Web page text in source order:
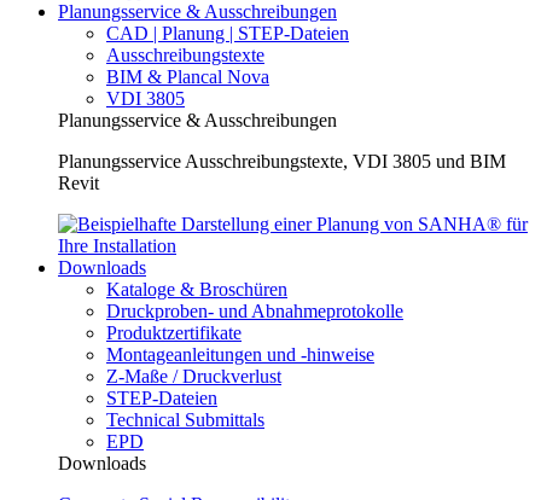
Planungsservice & Ausschreibungen
CAD | Planung | STEP-Dateien
Ausschreibungstexte
BIM & Plancal Nova
VDI 3805
Planungsservice & Ausschreibungen
Planungsservice Ausschreibungstexte, VDI 3805 und BIM
Revit
Downloads
Kataloge & Broschüren
Druckproben- und Abnahmeprotokolle
Produktzertifikate
Montageanleitungen und -hinweise
Z-Maße / Druckverlust
STEP-Dateien
Technical Submittals
EPD
Downloads